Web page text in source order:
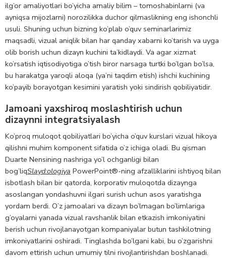
ilg’or amaliyotlari bo’yicha amaliy bilim – tomoshabinlarni (va
ayniqsa mijozlarni) norozilikka duchor qilmaslikning eng ishonchli
usuli. Shuning uchun bizning ko’plab o’quv seminarlarimiz
maqsadli, vizual aniqlik bilan har qanday xabarni ko’tarish va uyga
olib borish uchun dizayn kuchini ta’kidlaydi. Va agar xizmat
ko’rsatish iqtisodiyotiga o’tish biror narsaga turtki bo’lgan bo’lsa,
bu harakatga yaroqli aloqa (ya’ni taqdim etish) ishchi kuchining
ko’payib borayotgan kesimini yaratish yoki sindirish qobiliyatidir.
Jamoani yaxshiroq moslashtirish uchun
dizaynni integratsiyalash
Ko’proq muloqot qobiliyatlari bo’yicha o’quv kurslari vizual hikoya
qilishni muhim komponent sifatida o’z ichiga oladi. Bu qisman
Duarte Nensining nashriga yo’l ochganligi bilan
bog’liqSlayd:ologiya PowerPoint®-ning afzalliklarini ishtiyoq bilan
isbotlash bilan bir qatorda, korporativ muloqotda dizaynga
asoslangan yondashuvni ilgari surish uchun asos yaratishga
yordam berdi. O’z jamoalari va dizayn bo’lmagan bo’limlariga
g’oyalarni yanada vizual ravshanlik bilan etkazish imkoniyatini
berish uchun rivojlanayotgan kompaniyalar butun tashkilotning
imkoniyatlarini oshiradi. Tinglashda bo’lgani kabi, bu o’zgarishni
davom ettirish uchun umumiy tilni rivojlantirishdan boshlanadi.